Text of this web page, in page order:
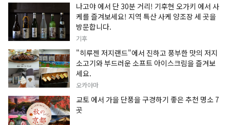
나고야 에서 단 30분 거리! 기후현 오가키 에서 사
케를 즐겨보세요! 지역 특산 사케 양조장 세 곳을
방문합니다.
기후
"히루젠 저지랜드"에서 진하고 풍부한 맛의 저지
소고기와 부드러운 소프트 아이스크림을 즐겨보
세요.
오카야마
교토 에서 가을 단풍을 구경하기 좋은 추천 명소 7
곳